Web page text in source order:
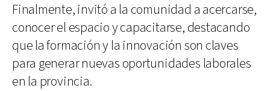
Finalmente, invitó a la comunidad a acercarse,
conocer el espacio y capacitarse, destacando
que la formación y la innovación son claves
para generar nuevas oportunidades laborales
en la provincia.